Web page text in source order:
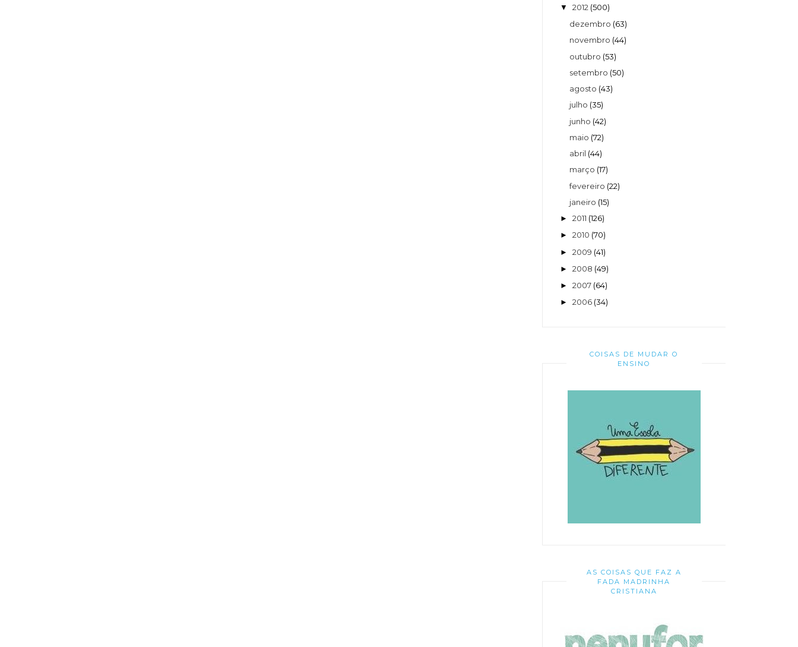
▼ 2012 (500)
dezembro (63)
novembro (44)
outubro (53)
setembro (50)
agosto (43)
julho (35)
junho (42)
maio (72)
abril (44)
março (17)
fevereiro (22)
janeiro (15)
► 2011 (126)
► 2010 (70)
► 2009 (41)
► 2008 (49)
► 2007 (64)
► 2006 (34)
COISAS DE MUDAR O
ENSINO
AS COISAS QUE FAZ A
FADA MADRINHA
CRISTIANA